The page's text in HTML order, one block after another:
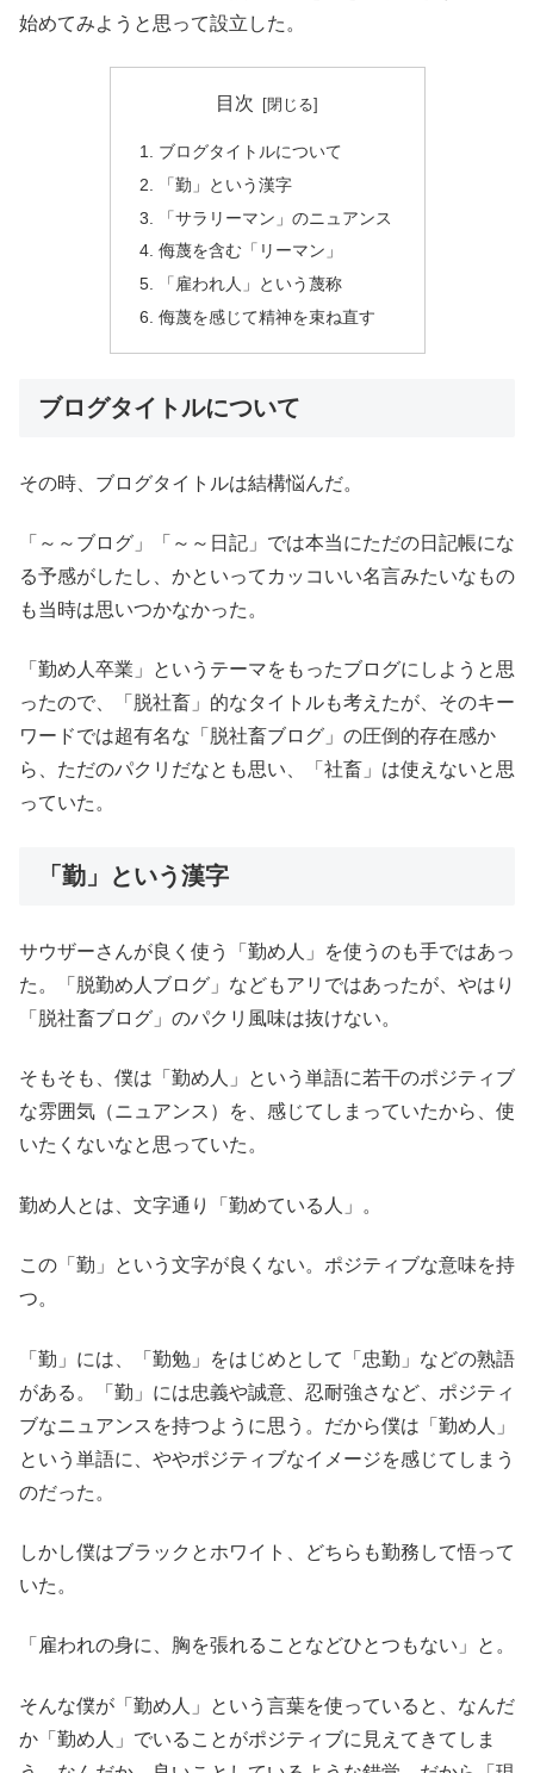
始めてみようと思って設立した。
目次
ブログタイトルについて
「勤」という漢字
「サラリーマン」のニュアンス
侮蔑を含む「リーマン」
「雇われ人」という蔑称
侮蔑を感じて精神を束ね直す
ブログタイトルについて
その時、ブログタイトルは結構悩んだ。
「～～ブログ」「～～ 日記」では本当にただの日記帳にな
る予感がしたし、 かといってカッコいい名言みたいなもの
も当時は思いつかなかった 。
「勤め人卒業」
というテーマをもったブログにしようと思
ったので、「脱社畜」 的なタイトルも考えたが、そのキー
ワードでは超有名な「 脱社畜ブログ」の圧倒的存在感か
ら、ただのパクリだなとも思い、
「社畜」は使えないと思
っていた。
「勤」という漢字
サウザーさんが良く使う「勤め人」を使うのも手ではあっ
た。「 脱勤め人ブログ」などもアリではあったが、やはり
「脱社畜ブログ」 のパクリ風味は抜けない。
そもそも、僕は「勤め人」
という単語に若干のポジティブ
な雰囲気（ニュアンス）を、 感じてしまっていたから、使
いたくないなと思っていた。
勤め人とは、文字通り「勤めている人」。
この「勤」という文字が良くない。ポジティブな意味を持
つ。
「 勤」には、「勤勉」をはじめとして「忠勤」などの熟語
がある。「 勤」には忠義や誠意、忍耐強さなど、 ポジティ
ブなニュアンスを持つように思う。だから僕は「勤め人」
という単語に、 ややポジティブなイメージを感じてしまう
のだった。
しかし僕はブラックとホワイト、どちらも勤務して悟って
いた。
「雇われの身に、胸を張れることなどひとつもない」と。
そんな僕が「勤め人」という言葉を使っていると、なんだ
か「 勤め人」でいることがポジティブに見えてきてしま